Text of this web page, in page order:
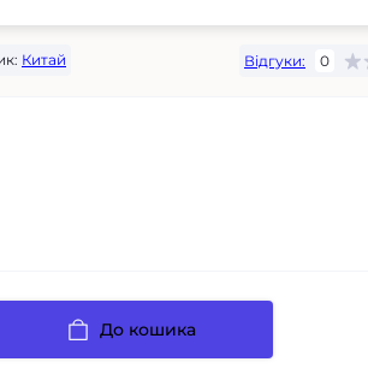
Китай Відгуки: 0
До кошика